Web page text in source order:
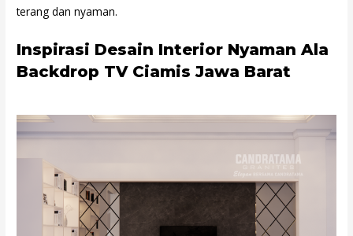
terang dan nyaman.
Inspirasi Desain Interior Nyaman Ala
Backdrop TV Ciamis Jawa Barat